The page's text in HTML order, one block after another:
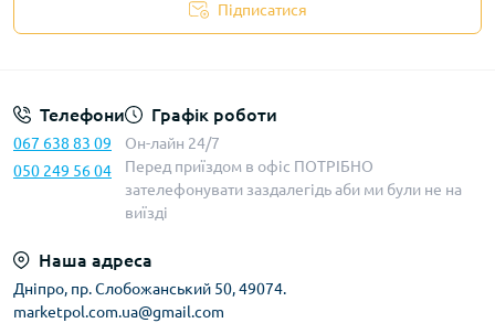
Підписатися
Телефони
067 638 83 09
050 249 56 04
Графік роботи
Он-лайн 24/7
Перед приїздом в офіс ПОТРІБНО
зателефонувати заздалегідь аби ми були не на
виїзді
Наша адреса
Дніпро, пр. Слобожанський 50, 49074.
marketpol.com.ua@gmail.com